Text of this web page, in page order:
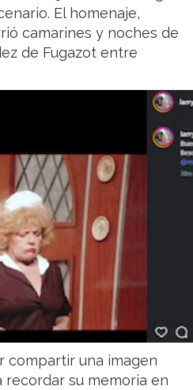
El homenaje,
camarines y noches de
de Fugazot entre
compartir una imagen
recordar su memoria en